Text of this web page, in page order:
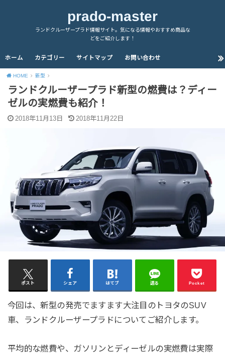
prado-master
ランドクルーザープラド情報サイト。気になる情報やおすすめ商品な
どをご紹介します！
ホーム カテゴリー サイトマップ お問い合わせ
HOME 新型
ランドクルーザープラド新型の燃費は？ディー
ゼルの実燃費も紹介！
2018年11月13日 2018年11月22日
ポスト シェア はてブ 送る Pocket
今回は、新型の発売でますます大注目のトヨタのSUV
車、ランドクルーザープラドについてご紹介します。
平均的な燃費や、ガソリンとディーゼルの実燃費は実際